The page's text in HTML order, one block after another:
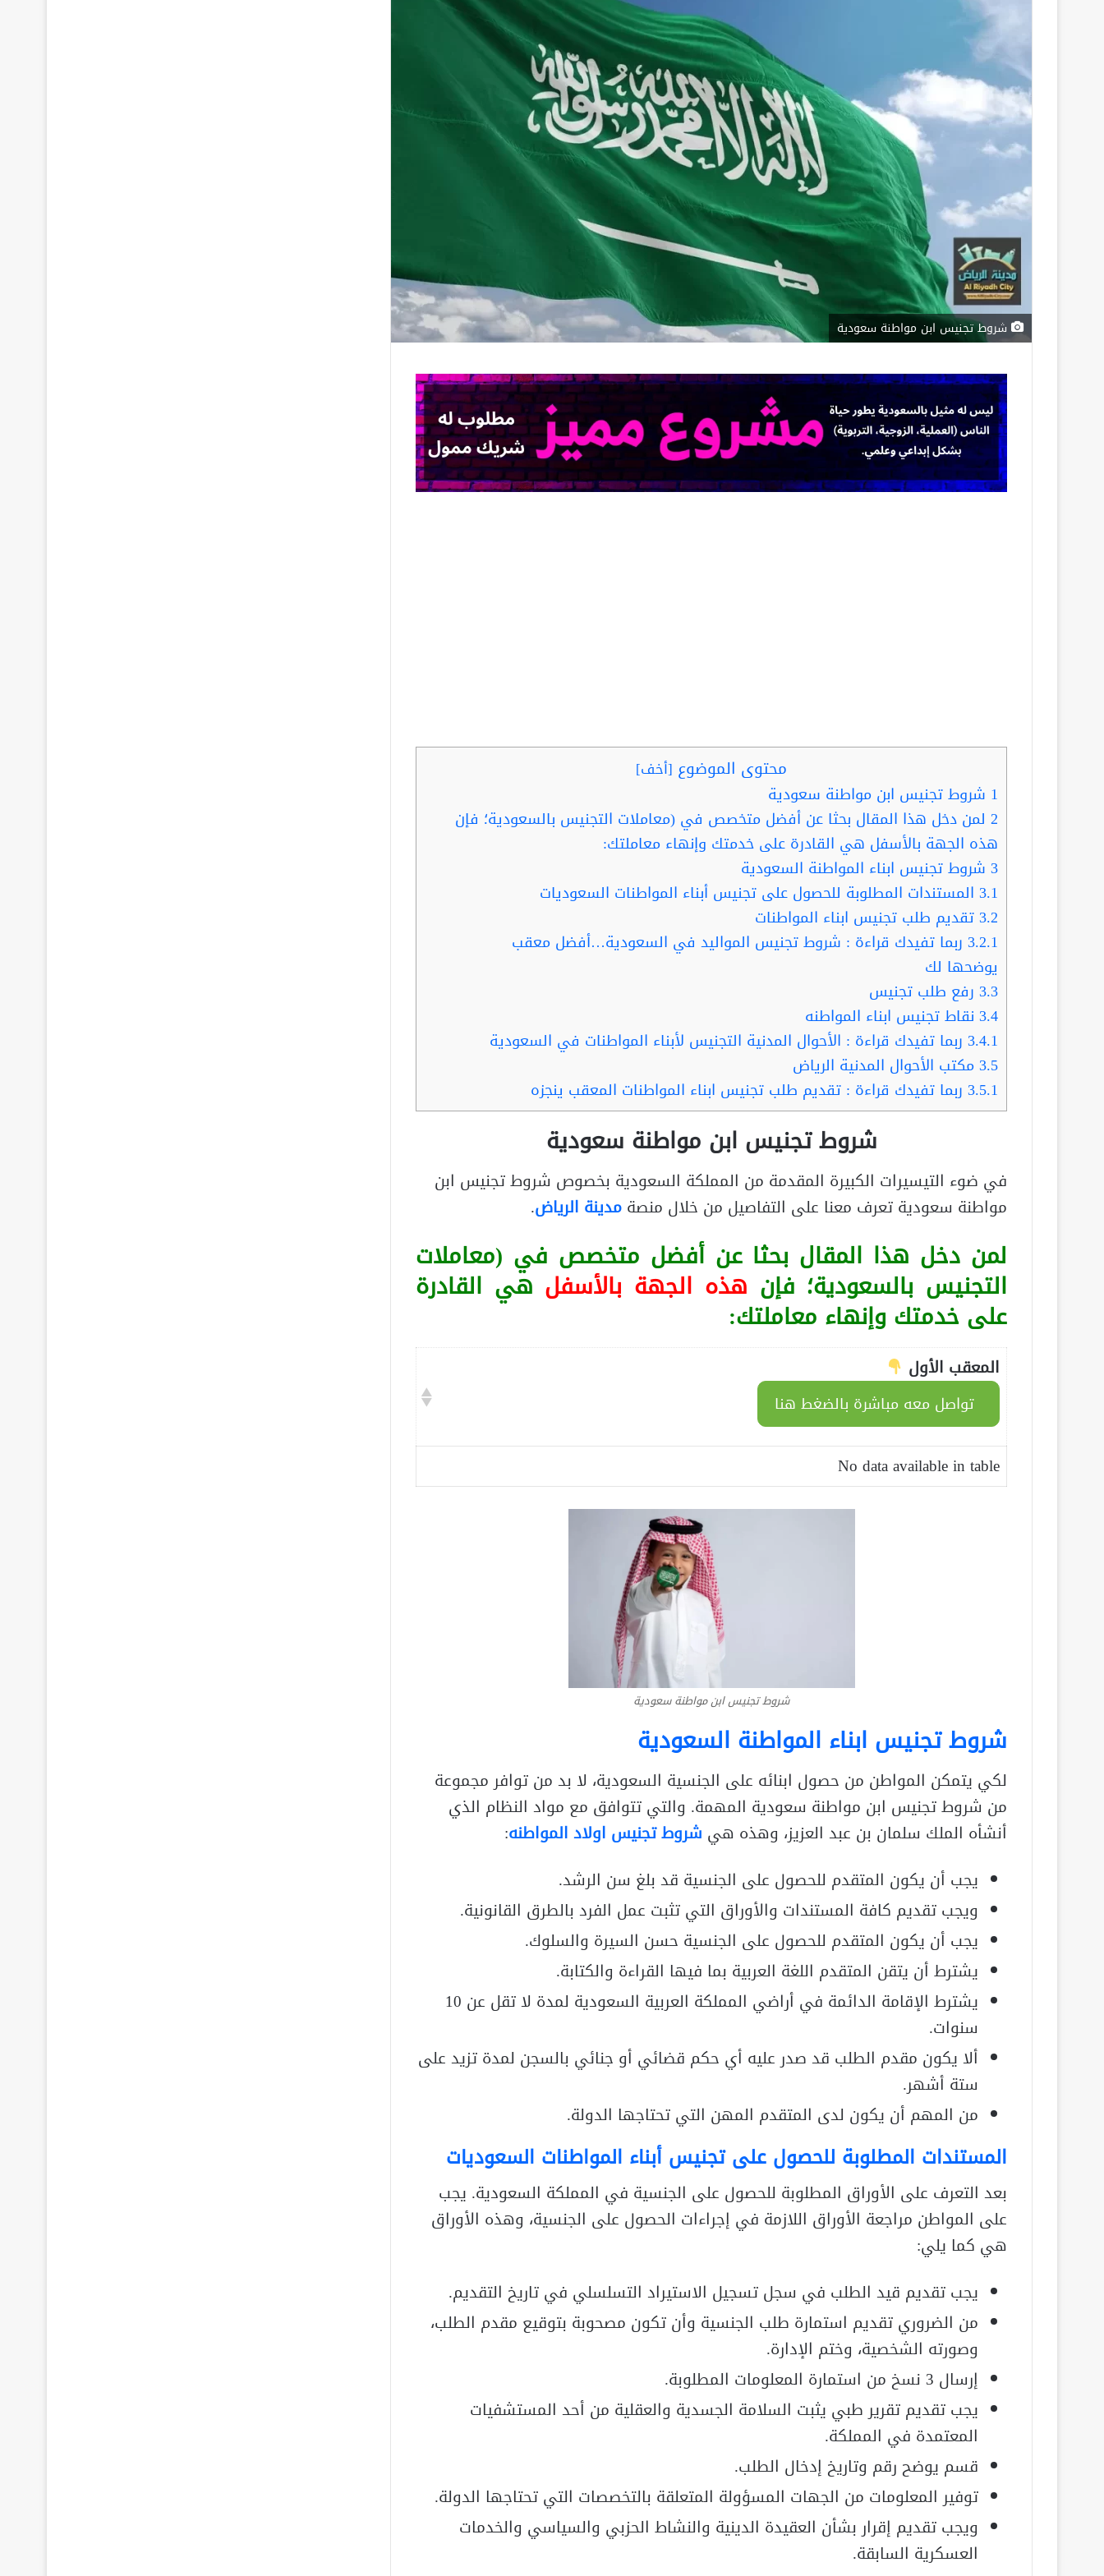
شروط تجنيس ابن مواطنة سعودية
محتوى الموضوع [أخف]
1 شروط تجنيس ابن مواطنة سعودية
2 لمن دخل هذا المقال بحثا عن أفضل متخصص في (معاملات التجنيس بالسعودية؛ فإن
هذه الجهة بالأسفل هي القادرة على خدمتك وإنهاء معاملتك:
3 شروط تجنيس ابناء المواطنة السعودية
3.1 المستندات المطلوبة للحصول على تجنيس أبناء المواطنات السعوديات
3.2تقديم طلب تجنيس ابناء المواطنات
3.2.1 ربما تفيدك قراءة : شروط تجنيس المواليد في السعودية…أفضل معقب
يوضحها لك
3.3 رفع طلب تجنيس
3.4 نقاط تجنيس ابناء المواطنه
3.4.1 ربما تفيدك قراءة : الأحوال المدنية التجنيس لأبناء المواطنات في السعودية
3.5مكتب الأحوال المدنية الرياض
3.5.1 ربما تفيدك قراءة : تقديم طلب تجنيس ابناء المواطنات المعقب ينجزه
شروط تجنيس ابن مواطنة سعودية
في ضوء التيسيرات الكبيرة المقدمة من المملكة السعودية بخصوص شروط تجنيس ابن
مواطنة سعودية تعرف معنا على التفاصيل من خلال منصةمدينة الرياض.
لمن دخل هذا المقال بحثا عن أفضل متخصص في (معاملات
التجنيس بالسعودية؛ فإن هذه الجهة بالأسفل هي القادرة
على خدمتك وإنهاء معاملتك:
المعقب الأول
تواصل معه مباشرة بالضغط هنا
No data available in table
شروط تجنيس ابن مواطنة سعودية
شروط تجنيس ابناء المواطنة السعودية
لكي يتمكن المواطن من حصول ابنائه على الجنسية السعودية، لا بد من توافر مجموعة
من شروط تجنيس ابن مواطنة سعودية المهمة. والتي تتوافق مع مواد النظام الذي
أنشأه الملك سلمان بن عبد العزيز، وهذه هي شروط تجنيس اولاد المواطنه:
يجب أن يكون المتقدم للحصول على الجنسية قد بلغ سن الرشد.
ويجب تقديم كافة المستندات والأوراق التي تثبت عمل الفرد بالطرق القانونية.
يجب أن يكون المتقدم للحصول على الجنسية حسن السيرة والسلوك.
يشترط أن يتقن المتقدم اللغة العربية بما فيها القراءة والكتابة.
يشترط الإقامة الدائمة في أراضي المملكة العربية السعودية لمدة لا تقل عن 10
سنوات.
ألا يكون مقدم الطلب قد صدر عليه أي حكم قضائي أو جنائي بالسجن لمدة تزيد على
ستة أشهر.
من المهم أن يكون لدى المتقدم المهن التي تحتاجها الدولة.
المستندات المطلوبة للحصول علىتجنيس أبناء المواطنات السعوديات
بعد التعرف على الأوراق المطلوبة للحصول على الجنسية في المملكة السعودية. يجب
على المواطن مراجعة الأوراق اللازمة في إجراءات الحصول على الجنسية، وهذه الأوراق
هي كما يلي:
يجب تقديم قيد الطلب في سجل تسجيل الاستيراد التسلسلي في تاريخ التقديم.
من الضروري تقديم استمارة طلب الجنسية وأن تكون مصحوبة بتوقيع مقدم الطلب،
وصورته الشخصية، وختم الإدارة.
إرسال 3 نسخ من استمارة المعلومات المطلوبة.
يجب تقديم تقرير طبي يثبت السلامة الجسدية والعقلية من أحد المستشفيات
المعتمدة في المملكة.
قسم يوضح رقم وتاريخ إدخال الطلب.
توفير المعلومات من الجهات المسؤولة المتعلقة بالتخصصات التي تحتاجها الدولة.
ويجب تقديم إقرار بشأن العقيدة الدينية والنشاط الحزبي والسياسي والخدمات
العسكرية السابقة.